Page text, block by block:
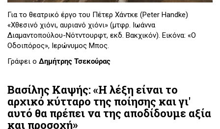
Για το θεατρικό έργο του Πέτερ Χάντκε (Peter Handke)
«Χθεσινό χιόνι, αυριανό χιόνι» (μτφρ. Ιωάννα
Διαμαντοπούλου-Νότντουρφτ, εκδ. Βακχικόν). Εικόνα: «Ο
Οδοιπόρος», Ιερώνυμος Μπος.
Γράφει ο Δημήτρης Τσεκούρας
Βασίλης Καψής: «Η λέξη είναι το
αρχικό κύτταρο της ποίησης και γι'
αυτό θα πρέπει να της αποδίδουμε αξία
και προσοχή»